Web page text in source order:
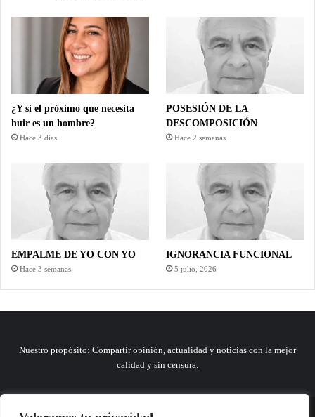
¿Y si el próximo que necesita
huir es un hombre?
Hace 3 días
POSESIÓN DE LA
DESCOMPOSICIÓN
Hace 2 semanas
EMPALME DE YO CON YO
Hace 3 semanas
IGNORANCIA FUNCIONAL
5 julio, 2026
Nuestro propósito: Compartir opinión, actualidad y noticias con la mejor
calidad y sin censura.